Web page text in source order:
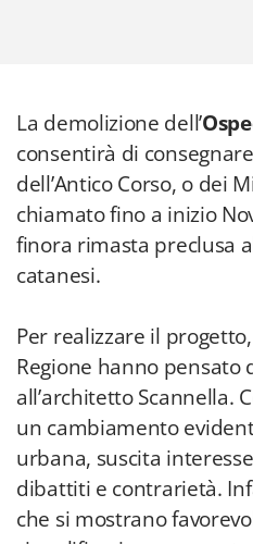
La demolizione dell’
consentirà di
dell’Antico Corso, o dei
chiamato fino a inizio
finora rimasta preclusa
catanesi.
Per realizzare il
Regione hanno pensato
all’architetto Scannella.
un cambiamento
urbana, suscita
dibattiti e contrarietà.
che si mostrano